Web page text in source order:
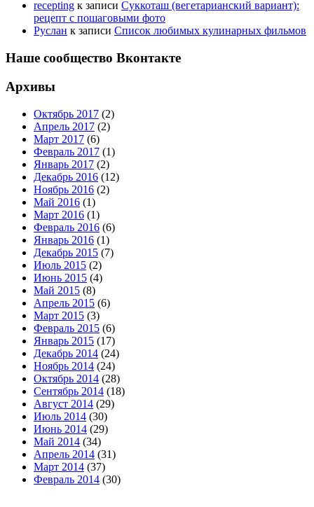
recepting к записи Суккоташ (вегетарианский вариант):
рецепт с пошаговыми фото
Руслан к записи Список любимых кулинарных фильмов
Наше сообщество Вконтакте
Архивы
Октябрь 2017 (2)
Апрель 2017 (2)
Март 2017 (6)
Февраль 2017 (1)
Январь 2017 (2)
Декабрь 2016 (12)
Ноябрь 2016 (2)
Май 2016 (1)
Март 2016 (1)
Февраль 2016 (6)
Январь 2016 (1)
Декабрь 2015 (7)
Июль 2015 (2)
Июнь 2015 (4)
Май 2015 (8)
Апрель 2015 (6)
Март 2015 (3)
Февраль 2015 (6)
Январь 2015 (17)
Декабрь 2014 (24)
Ноябрь 2014 (24)
Октябрь 2014 (28)
Сентябрь 2014 (18)
Август 2014 (29)
Июль 2014 (30)
Июнь 2014 (29)
Май 2014 (34)
Апрель 2014 (31)
Март 2014 (37)
Февраль 2014 (30)